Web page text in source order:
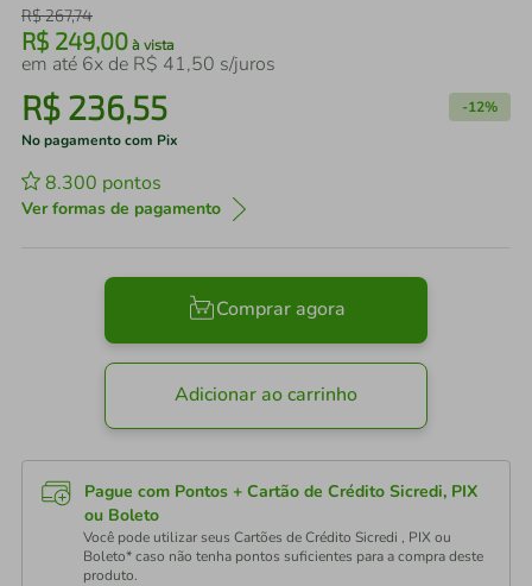
R$267,74
R$ 249,00 à vista
em até 6x de R$ 41,50 s/juros
R$ 236,55 -12%
No pagamento com Pix
8.300 pontos
Ver formas de pagamento
Comprar agora
Adicionar ao carrinho
Pague com Pontos + Cartão de Crédito Sicredi, PIX
ou Boleto
Você pode utilizar seus Cartões de Crédito Sicredi , PIX ou
Boleto* caso não tenha pontos suficientes para a compra deste
produto.